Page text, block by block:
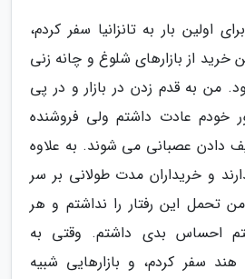
اولین بار به تانزانیا سفر کردم،
از بازارهای شلوغ و چانه زنی
من به قدم زدن در بازار و در پی
خودم عادت داشتم ولی فروشنده
دادن عصبانی می شوند. به علاوه
و خریداران مدت طولانی بر سر
تحمل این رفتار را نداشتم و هر
احساس بدی داشتم. وقتی به
سفر کردم، و بازارهایی شبیه